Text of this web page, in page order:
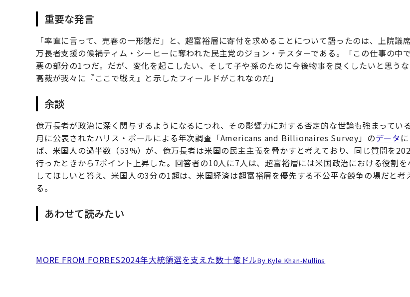
重要な発言
「率直に言って、売春の一形態だ」と、超富裕層に寄付を求めることについて語ったのは、上院議
万長者支援の候補ティム・シーヒーに奪われた民主党のジョン・テスターである。「この仕事の中
悪の部分の1つだ。だが、変化を起こしたい、そして子や孫のために今後物事を良くしたいと思う
高裁が我々に『ここで戦え』と示したフィールドがこれなのだ」
余談
億万長者が政治に深く関与するようになるにつれ、その影響力に対する否定的な世論も強まってい
月に公表されたハリス・ポールによる年次調査「Americans and Billionaires Survey」のデータ
ば、米国人の過半数（53%）が、億万長者は米国の民主主義を脅かすと考えており、同じ質問を
行ったときから7ポイント上昇した。回答者の10人に7人は、超富裕層には米国政治における役割を
してほしいと答え、米国人の3分の1超は、米国経済は超富裕層を優先する不公平な競争の場だと考
る。
あわせて読みたい
MORE FROM FORBES2024年大統領選を支えた数十億ドルBy Kyle Khan-Mullins